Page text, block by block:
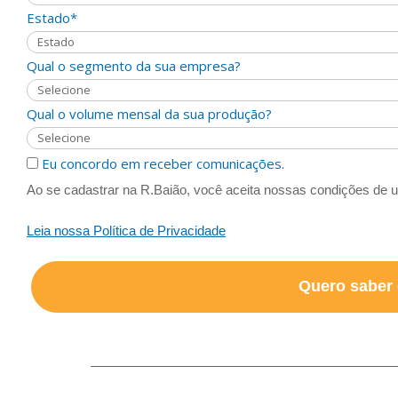
Estado*
Qual o segmento da sua empresa?
Qual o volume mensal da sua produção?
Eu concordo em receber comunicações.
Ao se cadastrar na R.Baião, você aceita nossas condições
Leia nossa Política de Privacidade
Quero